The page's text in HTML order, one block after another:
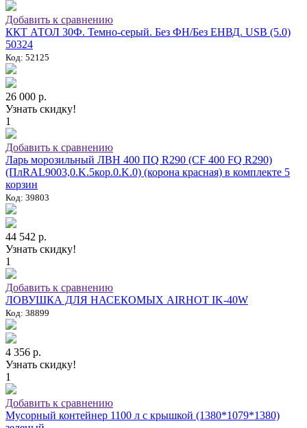
Добавить к сравнению
ККТ АТОЛ 30Ф. Темно-серый. Без ФН/Без ЕНВД. USB (5.0)
50324
Код: 52125
26 000 р.
Узнать скидку!
1
Добавить к сравнению
Ларь морозильный ЛВН 400 ПQ R290 (СF 400 FQ R290)
(ПлRAL9003,0.K.5кор.0.K.0) (корона красная) в комплекте 5
корзин
Код: 39803
44 542 р.
Узнать скидку!
1
Добавить к сравнению
ЛОВУШКА ДЛЯ НАСЕКОМЫХ AIRHOT IK-40W
Код: 38899
4 356 р.
Узнать скидку!
1
Добавить к сравнению
Мусорный контейнер 1100 л с крышкой (1380*1079*1380)